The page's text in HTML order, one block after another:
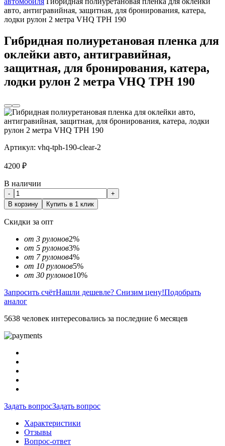
авто, антигравийная, защитная, для бронирования, катера,
лодки рулон 2 метра VHQ TPH 190
Гибридная полиуретановая пленка для
оклейки авто, антигравийная,
защитная, для бронирования, катера,
лодки рулон 2 метра VHQ TPH 190
Артикул: vhq-tph-190-clear-2
4200 ₽
В наличии
-
+
В корзину
Купить в 1 клик
Скидки за опт
от 3 рулонов2%
от 5 рулонов3%
от 7 рулонов4%
от 10 рулонов5%
от 30 рулонов10%
Запросить счётНашли дешевле? Снизим цену!Подобрать
аналог
5638 человек интересовались за последние 6 месяцев
Задать вопросЗадать вопрос
Характеристики
Отзывы
Вопрос-ответ